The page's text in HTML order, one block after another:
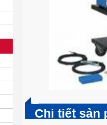
Chi tiết sản